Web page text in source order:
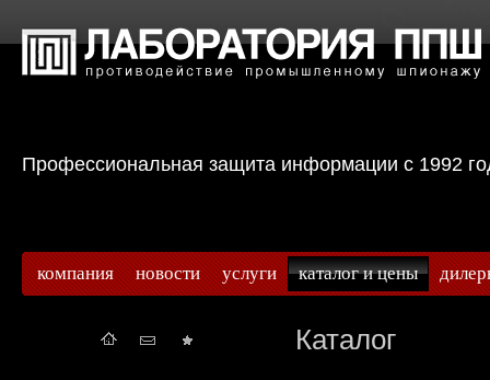
Профессиональная защита информации с
компания новости услуги каталог и цены
Каталог